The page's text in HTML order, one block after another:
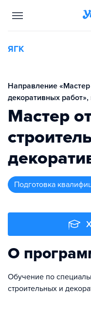
ЯГК
Направление
декоративных
Мастер
подготовка
О
Обучение по
строительных и